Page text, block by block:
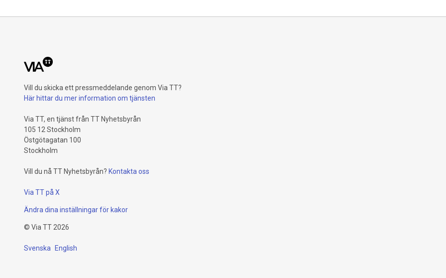
Vill du skicka ett pressmeddelande genom Via TT?
Här hittar du mer information om tjänsten
Via TT, en tjänst från TT Nyhetsbyrån
105 12 Stockholm
Östgötagatan 100
Stockholm
Vill du nå TT Nyhetsbyrån? Kontakta oss
Via TT på X
Ändra dina inställningar för kakor
© Via TT 2026
Svenska English